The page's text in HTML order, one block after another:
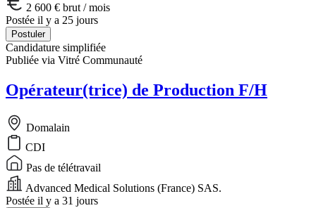
2 600 € brut / mois
Postée il y a 25 jours
Postuler
Candidature simplifiée
Publiée via Vitré Communauté
Opérateur(trice) de Production F/H
Domalain
CDI
Pas de télétravail
Advanced Medical Solutions (France) SAS.
Postée il y a 31 jours